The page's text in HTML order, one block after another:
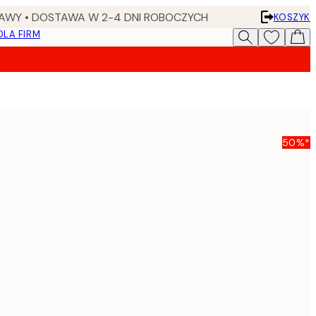
• DOSTAWA W 2-4 DNI ROBOCZYCH
KOSZYK
FIRM
50%*